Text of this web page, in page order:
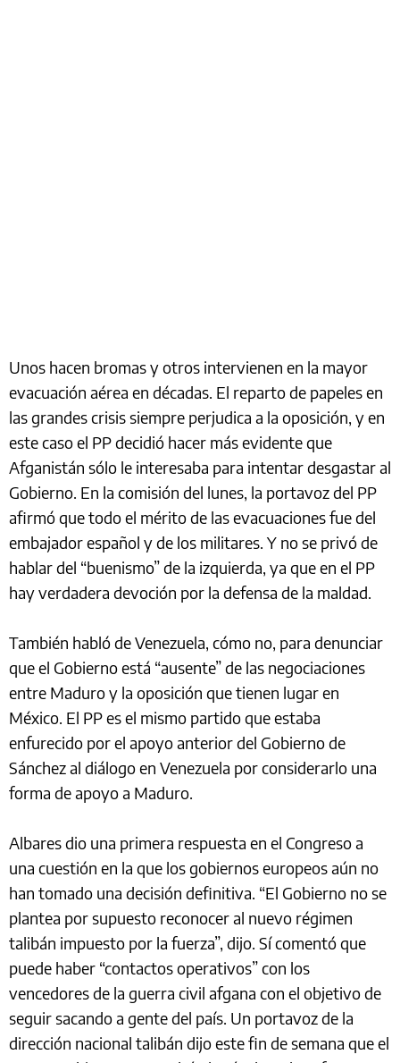
Unos hacen bromas y otros intervienen en la mayor
evacuación aérea en décadas. El reparto de papeles en
las grandes crisis siempre perjudica a la oposición, y en
este caso el PP decidió hacer más evidente que
Afganistán sólo le interesaba para intentar desgastar al
Gobierno. En la comisión del lunes, la portavoz del PP
afirmó que todo el mérito de las evacuaciones fue del
embajador español y de los militares. Y no se privó de
hablar del “buenismo” de la izquierda, ya que en el PP
hay verdadera devoción por la defensa de la maldad.
También habló de Venezuela, cómo no, para denunciar
que el Gobierno está “ausente” de las negociaciones
entre Maduro y la oposición que tienen lugar en
México. El PP es el mismo partido que estaba
enfurecido por el apoyo anterior del Gobierno de
Sánchez al diálogo en Venezuela por considerarlo una
forma de apoyo a Maduro.
Albares dio una primera respuesta en el Congreso a
una cuestión en la que los gobiernos europeos aún no
han tomado una decisión definitiva. “El Gobierno no se
plantea por supuesto reconocer al nuevo régimen
talibán impuesto por la fuerza”, dijo. Sí comentó que
puede haber “contactos operativos” con los
vencedores de la guerra civil afgana con el objetivo de
seguir sacando a gente del país. Un portavoz de la
dirección nacional talibán dijo este fin de semana que el